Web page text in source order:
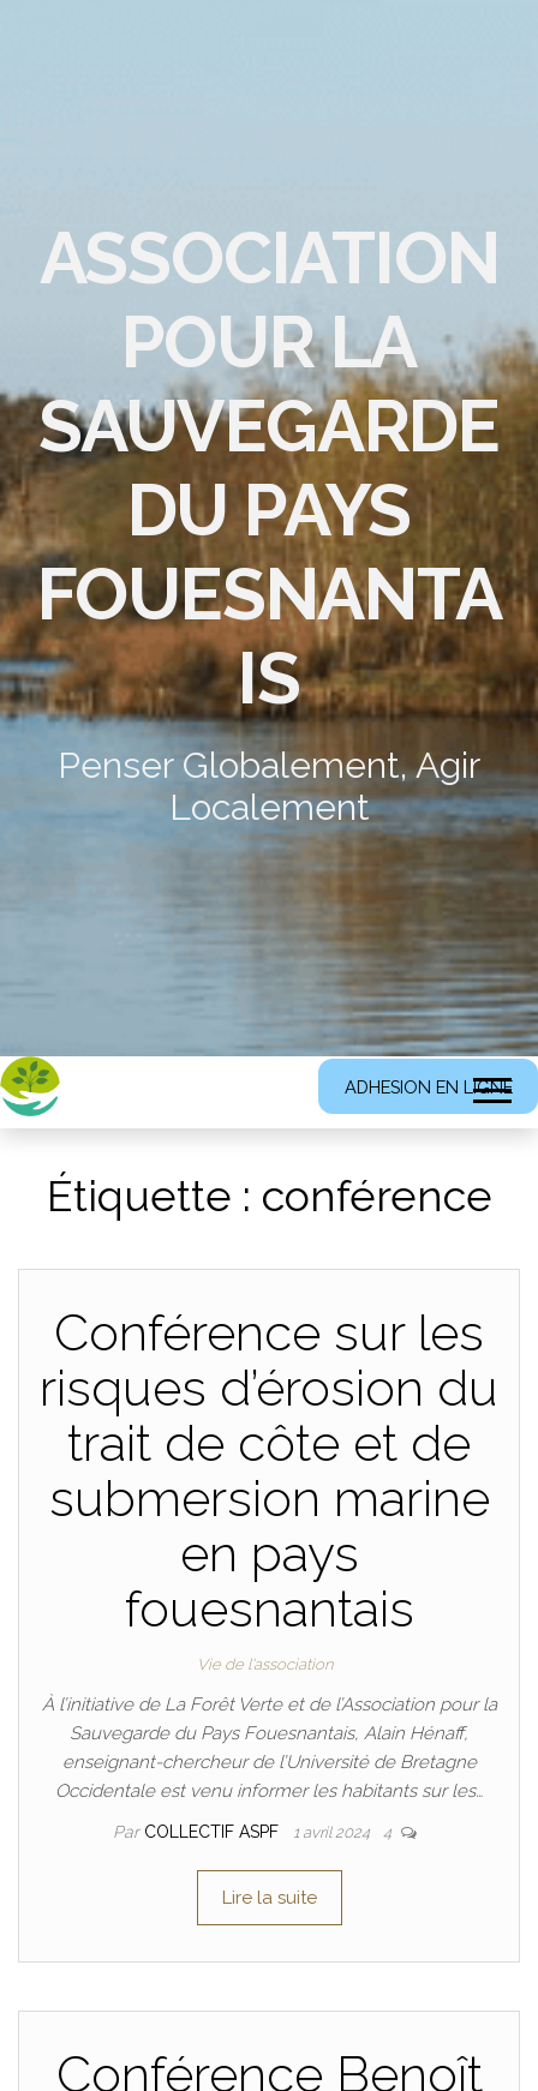
ASSOCIATION
POUR LA
SAUVEGARDE
DU PAYS
FOUESNANTA
IS
Penser Globalement, Agir
Localement
ADHESION EN LIGNE
Étiquette : conférence
Conférence sur les
risques d’érosion du
trait de côte et de
submersion marine
en pays
fouesnantais
Vie de l'association
À l’initiative de La Forêt Verte et de l’Association pour la
Sauvegarde du Pays Fouesnantais, Alain Hénaff,
enseignant-chercheur de l’Université de Bretagne
Occidentale est venu informer les habitants sur les…
Par COLLECTIF ASPF 1 avril 2024 4
Lire la suite
Conférence Benoît